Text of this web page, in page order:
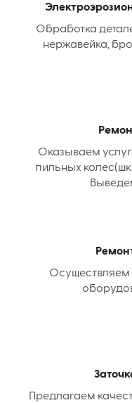
Обработка
нержавейка,
Оказываем
пильных
Осуществляем
Предлагаем